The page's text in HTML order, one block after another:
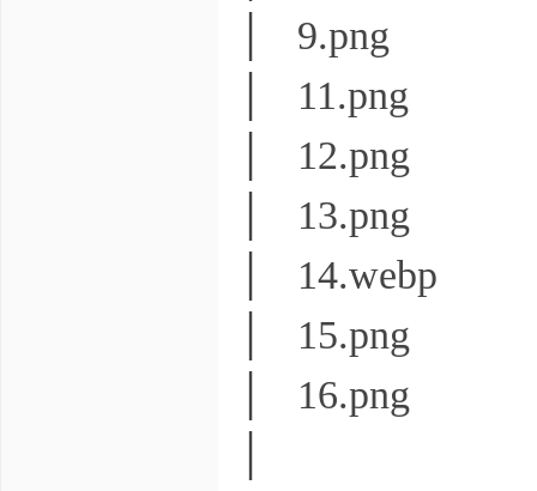
│ 9.png
│ 11.png
│ 12.png
│ 13.png
│ 14.webp
│ 15.png
│ 16.png